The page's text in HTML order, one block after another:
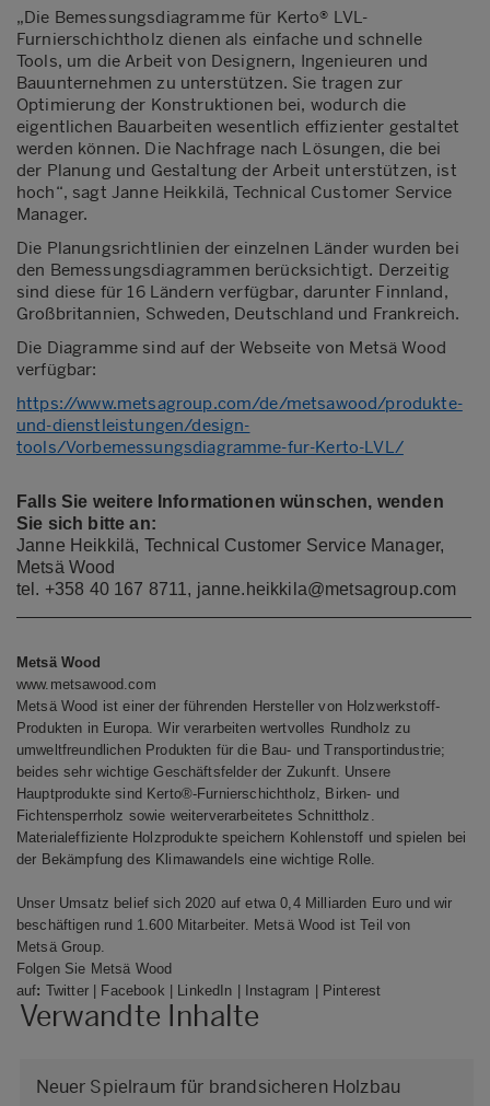
„Die Bemessungsdiagramme für Kerto® LVL-
Furnierschichtholz dienen als einfache und schnelle
Tools, um die Arbeit von Designern, Ingenieuren und
Bauunternehmen zu unterstützen. Sie tragen zur
Optimierung der Konstruktionen bei, wodurch die
eigentlichen Bauarbeiten wesentlich effizienter gestaltet
werden können. Die Nachfrage nach Lösungen, die bei
der Planung und Gestaltung der Arbeit unterstützen, ist
hoch“, sagt Janne Heikkilä, Technical Customer Service
Manager.
Die Planungsrichtlinien der einzelnen Länder wurden bei
den Bemessungsdiagrammen berücksichtigt. Derzeitig
sind diese für 16 Ländern verfügbar, darunter Finnland,
Großbritannien, Schweden, Deutschland und Frankreich.
Die Diagramme sind auf der Webseite von Metsä Wood
verfügbar:
https://www.metsagroup.com/de/metsawood/produkte-
und-dienstleistungen/design-
tools/Vorbemessungsdiagramme-fur-Kerto-LVL/
Falls Sie weitere Informationen wünschen, wenden
Sie sich bitte an:
Janne Heikkilä, Technical Customer Service Manager,
Metsä Wood
tel. +358 40 167 8711, janne.heikkila@metsagroup.com
Metsä Wood
www.metsawood.com
Metsä Wood ist einer der führenden Hersteller von Holzwerkstoff-
Produkten in Europa. Wir verarbeiten wertvolles Rundholz zu
umweltfreundlichen Produkten für die Bau- und Transportindustrie;
beides sehr wichtige Geschäftsfelder der Zukunft. Unsere
Hauptprodukte sind Kerto®-Furnierschichtholz, Birken- und
Fichtensperrholz sowie weiterverarbeitetes Schnittholz.
Materialeffiziente Holzprodukte speichern Kohlenstoff und spielen bei
der Bekämpfung des Klimawandels eine wichtige Rolle.
Unser Umsatz belief sich 2020 auf etwa 0,4 Milliarden Euro und wir
beschäftigen rund 1.600 Mitarbeiter. Metsä Wood ist Teil von
Metsä Group.
Folgen Sie Metsä Wood
auf: Twitter| Facebook LinkedIn Instagram Pinterest
Verwandte Inhalte
Neuer Spielraum für brandsicheren Holzbau